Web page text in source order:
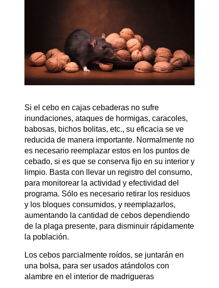
Mapa de Sitio
Trabajá con Nosotros
Contacto
Industria y Hospitalidad
Artículos
Si el cebo en cajas cebaderas no sufre
inundaciones, ataques de hormigas, caracoles,
babosas, bichos bolitas, etc., su eficacia se ve
reducida de manera importante. Normalmente no
es necesario reemplazar estos en los puntos de
cebado, si es que se conserva fijo en su interior y
limpio. Basta con llevar un registro del consumo,
para monitorear la actividad y efectividad del
programa. Sólo es necesario retirar los residuos
y los bloques consumidos, y reemplazarlos,
aumentando la cantidad de cebos dependiendo
de la plaga presente, para disminuir rápidamente
la población.
Los cebos parcialmente roídos, se juntarán en
una bolsa, para ser usados atándolos con
alambre en el interior de madrigueras